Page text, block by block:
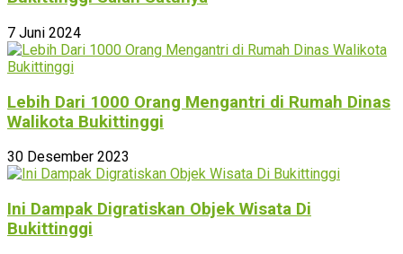
7 Juni 2024
Lebih Dari 1000 Orang Mengantri di Rumah Dinas
Walikota Bukittinggi
30 Desember 2023
Ini Dampak Digratiskan Objek Wisata Di
Bukittinggi